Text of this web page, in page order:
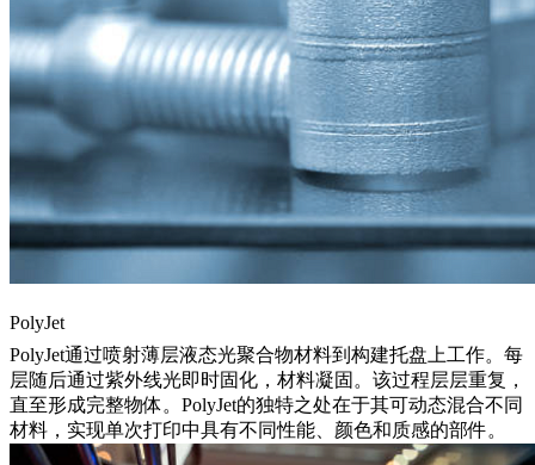
PolyJet
PolyJet通过喷射薄层液态光聚合物材料到构建托盘上工作。每
层随后通过紫外线光即时固化，材料凝固。该过程层层重复，
直至形成完整物体。PolyJet的独特之处在于其可动态混合不同
材料，实现单次打印中具有不同性能、颜色和质感的部件。